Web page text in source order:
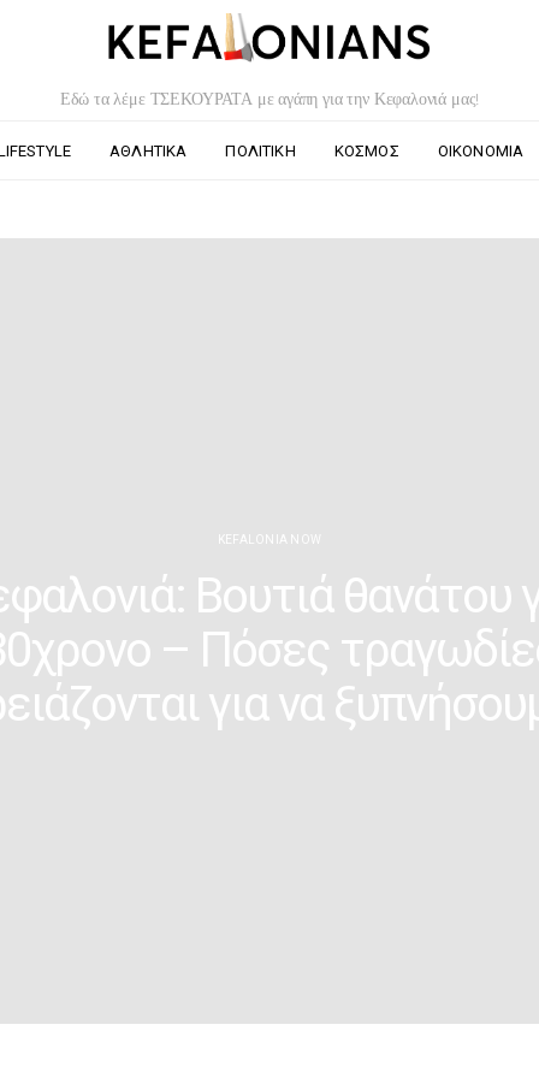
Εδώ τα λέμε ΤΣΕΚΟΥΡΑΤΑ με αγάπη για την Κεφαλονιά μας!
ΑΘΛΗΤΙΚΆ ΠΟΛΙΤΙΚΉ ΚΌΣΜΟΣ ΟΙΚΟΝΟΜΊΑ
KEFALONIA NOW
Βουτιά θανάτου
– Πόσες
για να